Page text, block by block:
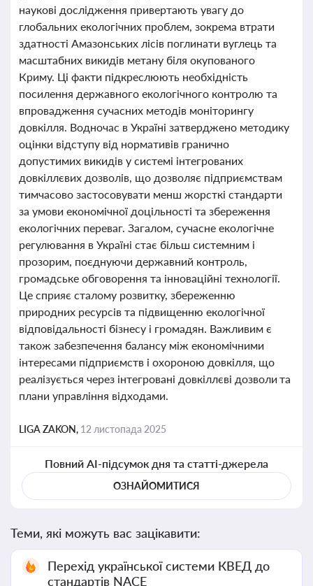
наукові дослідження привертають увагу до
глобальних екологічних проблем, зокрема втрати
здатності Амазонських лісів поглинати вуглець та
масштабних викидів метану біля окупованого
Криму. Ці факти підкреслюють необхідність
посилення державного екологічного контролю та
впровадження сучасних методів моніторингу
довкілля. Водночас в Україні затверджено методику
оцінки відступу від нормативів гранично
допустимих викидів у системі інтегрованих
довкіллєвих дозволів, що дозволяє підприємствам
тимчасово застосовувати менш жорсткі стандарти
за умови економічної доцільності та збереження
екологічних переваг. Загалом, сучасне екологічне
регулювання в Україні стає більш системним і
прозорим, поєднуючи державний контроль,
громадське обговорення та інноваційні технології.
Це сприяє сталому розвитку, збереженню
природних ресурсів та підвищенню екологічної
відповідальності бізнесу і громадян. Важливим є
також забезпечення балансу між економічними
інтересами підприємств і охороною довкілля, що
реалізується через інтегровані довкіллєві дозволи та
плани управління відходами.
LIGA ZAKON, 12 листопада 2025
Повний AI-підсумок дня та статті-джерела
ОЗНАЙОМИТИСЯ
Теми, які можуть вас зацікавити:
Перехід української системи КВЕД до
стандартів NACE